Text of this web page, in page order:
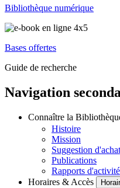
Bibliothèque numérique
Bases offertes
Guide de recherche
Navigation
Connaître la
Histoire
Mission
Suggestion
Publications
Rapports d'activité
Horaires & Accès